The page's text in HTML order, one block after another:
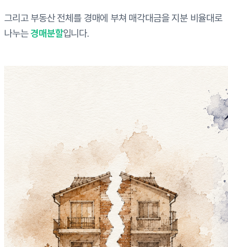
그리고 부동산 전체를 경매에 부쳐 매각대금을 지분 비율대로
나누는경매분할입니다.